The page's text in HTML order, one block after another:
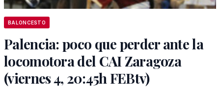
BALONCESTO
Palencia: poco que perder ante la
locomotora del CAI Zaragoza
(viernes 4, 20:45h FEBtv)